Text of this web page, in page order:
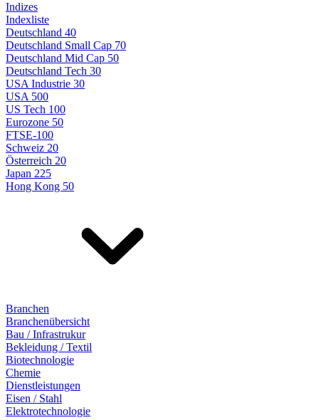
Indizes
Indexliste
Deutschland 40
Deutschland Small Cap 70
Deutschland Mid Cap 50
Deutschland Tech 30
USA Industrie 30
USA 500
US Tech 100
Eurozone 50
FTSE-100
Schweiz 20
Österreich 20
Japan 225
Hong Kong 50
Branchen
Branchenübersicht
Bau / Infrastrukur
Bekleidung / Textil
Biotechnologie
Chemie
Dienstleistungen
Eisen / Stahl
Elektrotechnologie